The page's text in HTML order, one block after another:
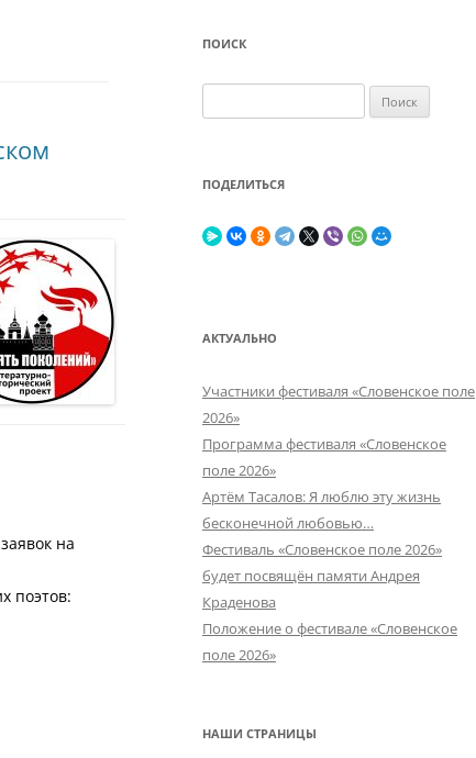
на
поэтов:
ПОИСК
ПОДЕЛИТЬСЯ
АКТУАЛЬНО
Участники фестиваля «Словенское поле
2026»
Программа фестиваля «Словенское
поле 2026»
Артём Тасалов: Я люблю эту жизнь
бесконечной любовью…
Фестиваль «Словенское поле 2026»
будет посвящён памяти Андрея
Краденова
Положение о фестивале «Словенское
поле 2026»
НАШИ СТРАНИЦЫ